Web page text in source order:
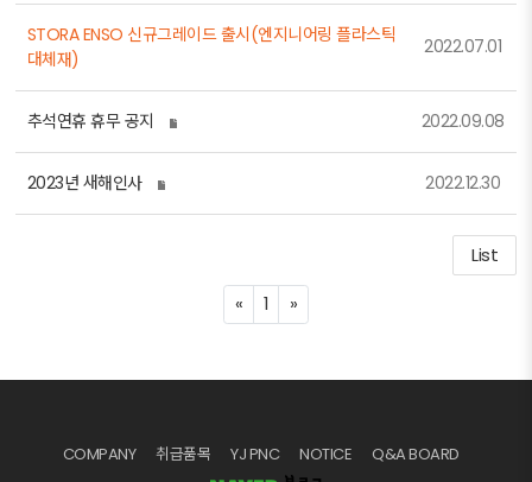
STORA ENSO 신규그레이드 출시(엔지니어링 플라스틱
대체재)
2022.07.01
추석연휴 휴무 공지 2022.09.08
2023년 새해인사 2022.12.30
List
«P
r
v
u
1 »N
e
t
COMPANY 취급품목 YJ PNC NOTICE Q&A BOARD